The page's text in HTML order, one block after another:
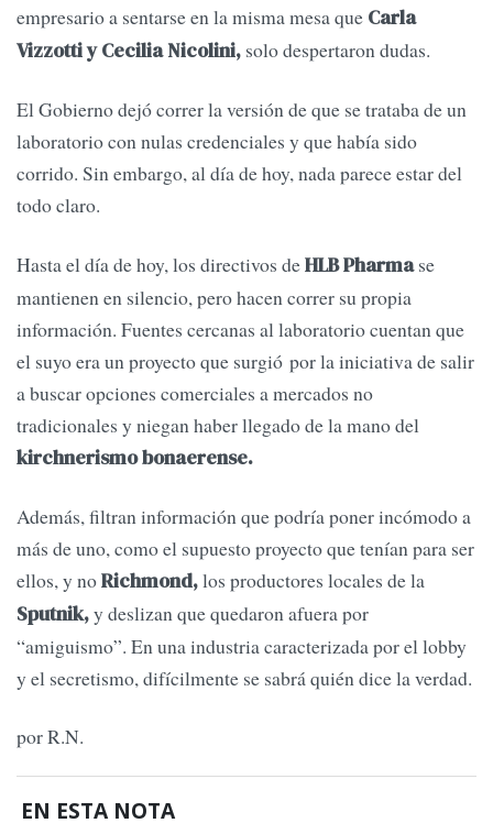
empresario a sentarse en la misma mesa que Carla
Vizzotti y Cecilia Nicolini, solo despertaron dudas.
El Gobierno dejó correr la versión de que se trataba de un
laboratorio con nulas credenciales y que había sido
corrido. Sin embargo, al día de hoy, nada parece estar del
todo claro.
Hasta el día de hoy, los directivos deHLB Pharmase
mantienen en silencio, pero hacen correr su propia
información. Fuentes cercanas al laboratorio cuentan que
el suyo era un proyecto que surgió por la iniciativa de salir
a buscar opciones comerciales a mercados no
tradicionales y niegan haber llegado de la mano del
kirchnerismo bonaerense.
Además, filtran información que podría poner incómodo a
más de uno, como el supuesto proyecto que tenían para ser
ellos, y noRichmond,los productores locales de la
Sputnik,y deslizan que quedaron afuera por
“amiguismo”. En una industria caracterizada por el lobby
y el secretismo, difícilmente se sabrá quién dice la verdad.
por R.N.
EN ESTA NOTA